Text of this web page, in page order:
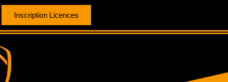
Inscription Licences